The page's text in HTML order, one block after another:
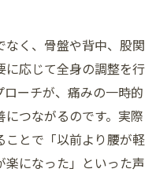
く、骨盤や背中、股関
応じて全身の調整を行
ーチが、痛みの一時的
つながるのです。実際
ことで「以前より腰が軽
楽になった」といった声